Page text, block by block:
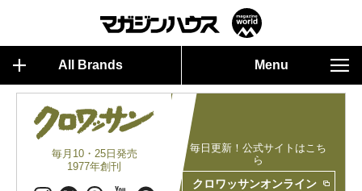
All Brands Menu
毎月10・25日発売
1977年創刊
毎日更新！公式サイトはこち
ら
クロワッサンオンライン